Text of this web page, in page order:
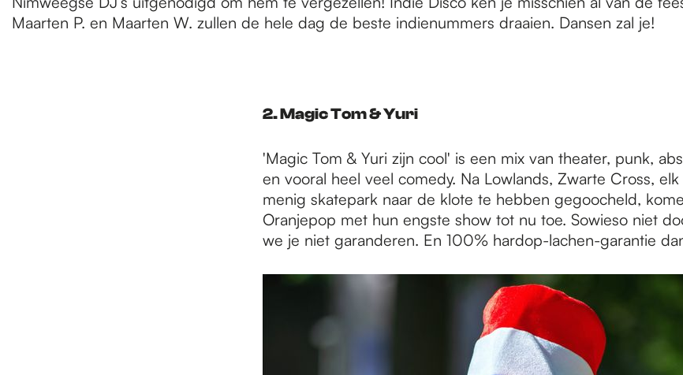
Maarten P. en Maarten W. zullen de hele dag de beste indienummers draaien. Dansen zal je!
2. Magic Tom & Yuri
'Magic Tom & Yuri zijn cool' is een mix van theater, punk,
en vooral heel veel comedy. Na Lowlands, Zwarte Cross,
menig skatepark naar de klote te hebben gegoocheld,
Oranjepop met hun engste show tot nu toe. Sowieso niet
we je niet garanderen. En 100% hardop-lachen-garantie